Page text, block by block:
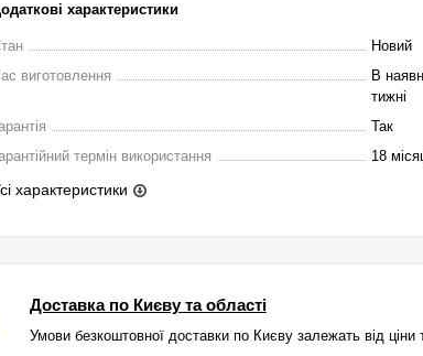
характеристики
Новий
виготовлення
В
тижні
Так
термін використання
18
характеристики
Доставка по Києву та області
Умови безкоштовної доставки по Києву залежать від ціни